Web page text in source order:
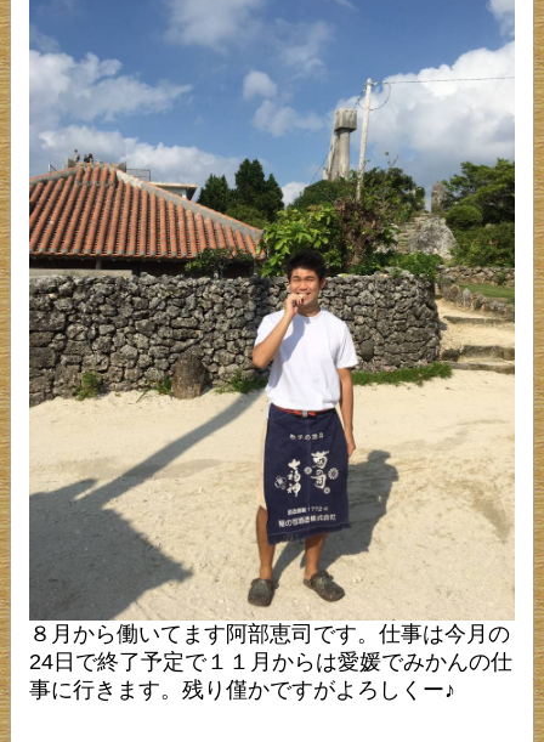
８月から働いてます阿部恵司です。仕事は今月の
24日で終了予定で１１月からは愛媛でみかんの仕
事に行きます。残り僅かですがよろしくー♪